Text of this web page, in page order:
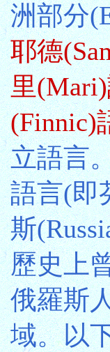
洲部分
耶德
里
(Finnic)
立語言
語言(即
斯
歷史上
俄羅斯
域。以